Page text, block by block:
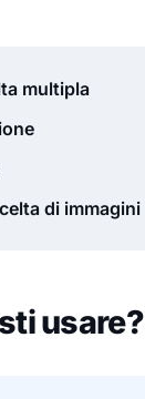
multipla
di immagini
usare?